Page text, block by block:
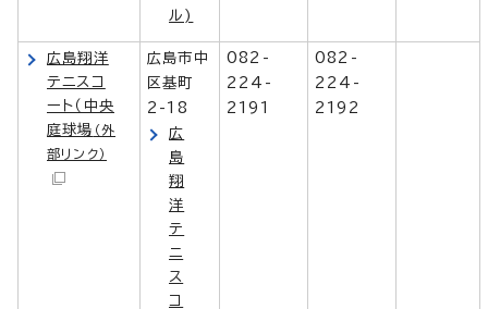
ル)
広島翔洋
テニスコ
ート（中央
庭球場 （外
部リンク）
広島市中
区基町
2-18
広
島
翔
洋
テ
ニ
ス
コ
082-
224-
2191
082-
224-
2192